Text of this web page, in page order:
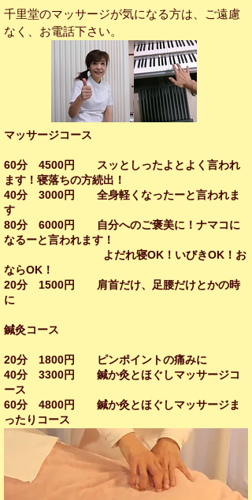
千里堂のマッサージが気になる方は、ご遠慮
なく、お電話下さい。
マッサージコース
​60分 4500円 スッとしったよとよく言われ
ます！寝落ちの方続出！
40分 3000円 全身軽くなったーと言われま
す
80分 6000円 自分へのご褒美に！ナマコに
なるーと言われます！
よだれ寝OK！いびきOK！お
ならOK！
20分 1500円 肩首だけ、足腰だけとかの時
に
鍼灸コース
20分 1800円 ピンポイントの痛みに
40分 3300円 鍼か灸とほぐしマッサージコ
ース
60分 4800円 鍼か灸とほぐしマッサージま
ったりコース